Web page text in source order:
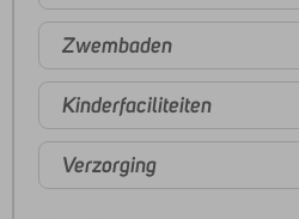
Zwembaden
Kinderfaciliteiten
Verzorging